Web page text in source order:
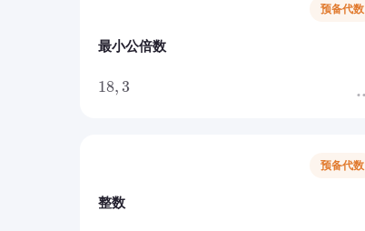
预备代数
最小公倍数
18,3
预备代数
整数